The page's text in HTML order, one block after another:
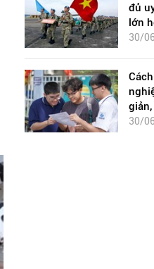
đủ
lớn
30/
30/